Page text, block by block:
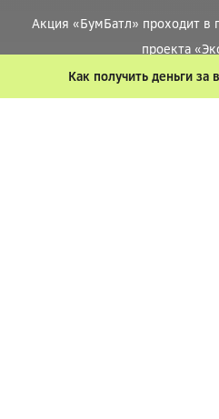
Акция «БумБатл» проходит в
проекта
Как получить деньги за